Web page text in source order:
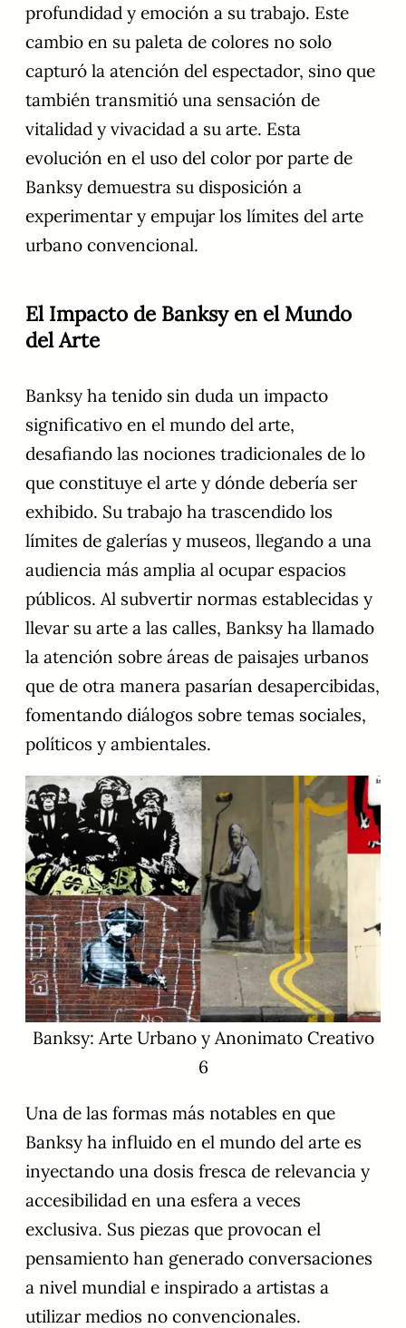
profundidad y emoción a su trabajo. Este
cambio en su paleta de colores no solo
capturó la atención del espectador, sino que
también transmitió una sensación de
vitalidad y vivacidad a su arte. Esta
evolución en el uso del color por parte de
Banksy demuestra su disposición a
experimentar y empujar los límites del arte
urbano convencional.
El Impacto de Banksy en el Mundo
del Arte
Banksy ha tenido sin duda un impacto
significativo en el mundo del arte,
desafiando las nociones tradicionales de lo
que constituye el arte y dónde debería ser
exhibido. Su trabajo ha trascendido los
límites de galerías y museos, llegando a una
audiencia más amplia al ocupar espacios
públicos. Al subvertir normas establecidas y
llevar su arte a las calles, Banksy ha llamado
la atención sobre áreas de paisajes urbanos
que de otra manera pasarían desapercibidas,
fomentando diálogos sobre temas sociales,
políticos y ambientales.
Banksy: Arte Urbano y Anonimato Creativo
6
Una de las formas más notables en que
Banksy ha influido en el mundo del arte es
inyectando una dosis fresca de relevancia y
accesibilidad en una esfera a veces
exclusiva. Sus piezas que provocan el
pensamiento han generado conversaciones
a nivel mundial e inspirado a artistas a
utilizar medios no convencionales.